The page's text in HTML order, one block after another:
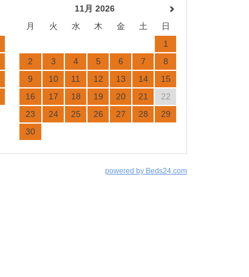
11月 2026
月
火 水 木 金 土
日
1
2
3 4 5 6 7
8
9
10 11 12 13 14
15
16
17 18 19 20 21
22
23
24 25 26 27 28
29
30
powered by Beds24.com